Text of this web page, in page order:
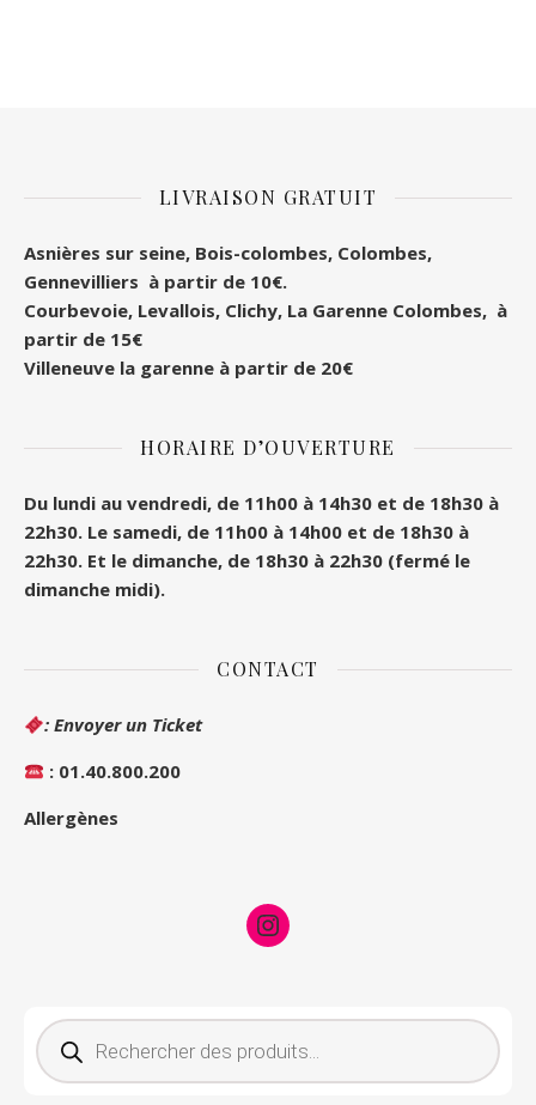
LIVRAISON GRATUIT
Asnières sur seine, Bois-colombes, Colombes,
Gennevilliers à partir de 10€.
Courbevoie, Levallois, Clichy, La Garenne Colombes, à
partir de 15€
Villeneuve la garenne à partir de 20€
HORAIRE D’OUVERTURE
Du lundi au vendredi, de 11h00 à 14h30 et de 18h30 à
22h30. Le samedi, de 11h00 à 14h00 et de 18h30 à
22h30. Et le dimanche, de 18h30 à 22h30 (fermé le
dimanche midi).
CONTACT
: Envoyer un Ticket
: 01.40.800.200
Allergènes
Instagram
Recherche de produits